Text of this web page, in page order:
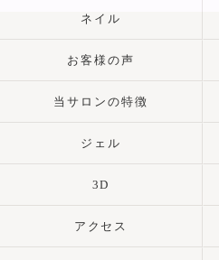
ネイル
お客様の声
当サロンの特徴
ジェル
3D
アクセス